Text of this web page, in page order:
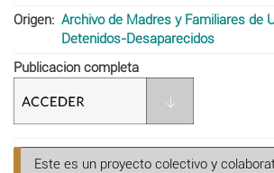
Origen
Archivo de Madres y Familiares de
Detenidos-Desaparecidos
Publicacion completa
Este es un proyecto colectivo y